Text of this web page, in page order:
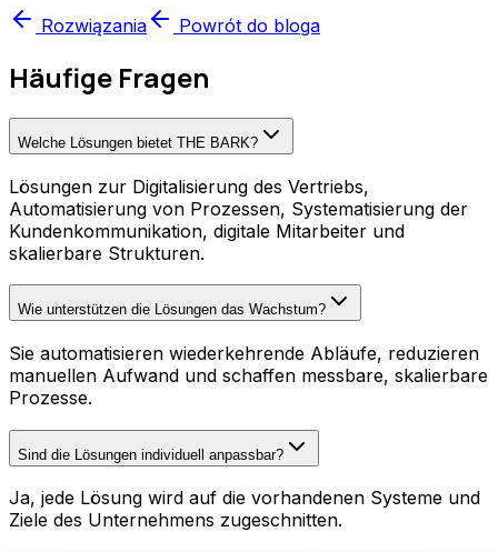
Rozwiązania Powrót do bloga
Häufige Fragen
Welche Lösungen bietet THE BARK?
Lösungen zur Digitalisierung des Vertriebs,
Automatisierung von Prozessen, Systematisierung der
Kundenkommunikation, digitale Mitarbeiter und
skalierbare Strukturen.
Wie unterstützen die Lösungen das Wachstum?
Sie automatisieren wiederkehrende Abläufe, reduzieren
manuellen Aufwand und schaffen messbare, skalierbare
Prozesse.
Sind die Lösungen individuell anpassbar?
Ja, jede Lösung wird auf die vorhandenen Systeme und
Ziele des Unternehmens zugeschnitten.